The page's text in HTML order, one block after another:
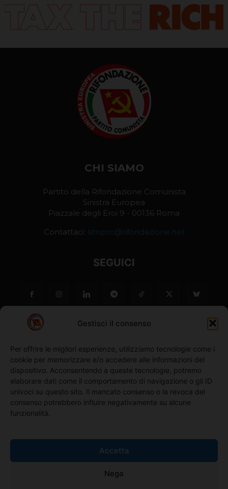
Gestisci il consenso
Per offrire le migliori esperienze, utilizziamo tecnologie come i
cookie per memorizzare e/o accedere alle informazioni del
dispositivo. Acconsentendo a queste tecnologie, potremo
elaborare dati come il comportamento di navigazione o gli ID
univoci su questo sito. Il mancato consenso o la revoca del
consenso potrebbero influire negativamente su alcune
funzionalità.
Accetta
Nega
CHI SIAMO
Partito della Rifondazione Comunista
Sinistra Europea
Piazzale degli Eroi 9 - 00136 Roma
Contattaci: sitoprc@rifondazione.net
SEGUICI
NO ©
Richiedi l'adesione
Home